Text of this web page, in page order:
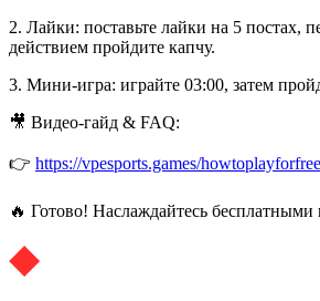
2. Лайки: поставьте лайки на 5 постах,
действием пройдите капчу.
3. Мини-игра: играйте 03:00, затем
🎥 Видео-гайд & FAQ:
👉 https://vpesports.games/howtoplayforfree
🔥 Готово! Наслаждайтесь